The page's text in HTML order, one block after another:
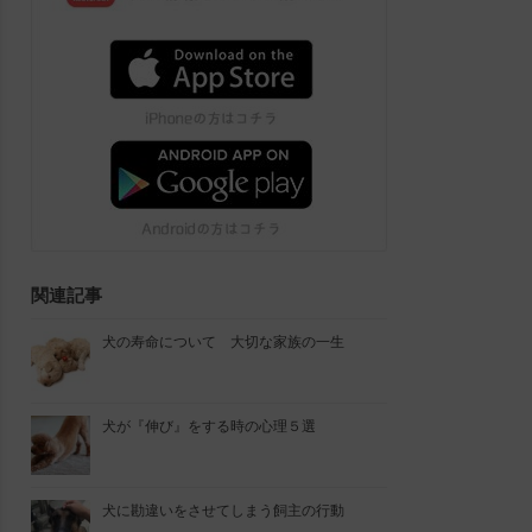
関連記事
犬の寿命について 大切な家族の一生
犬が『伸び』をする時の心理５選
犬に勘違いをさせてしまう飼主の行動